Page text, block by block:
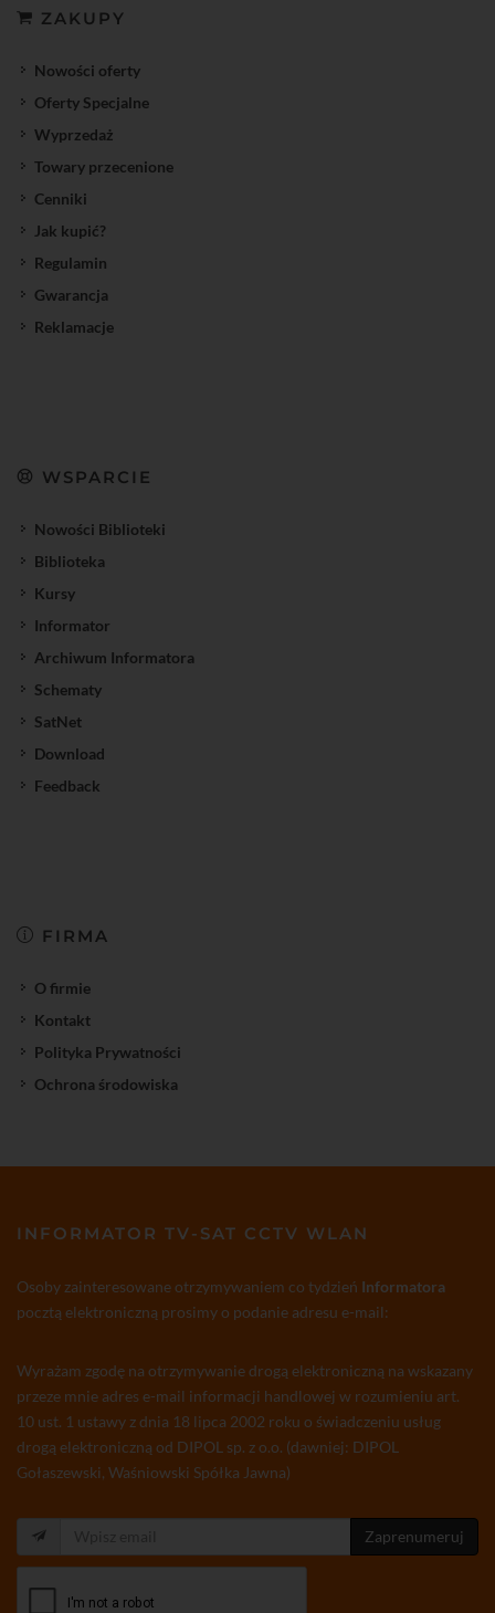
ZAKUPY
Nowości oferty
Oferty Specjalne
Wyprzedaż
Towary przecenione
Cenniki
Jak kupić?
Regulamin
Gwarancja
Reklamacje
WSPARCIE
Nowości Biblioteki
Biblioteka
Kursy
Informator
Archiwum Informatora
Schematy
SatNet
Download
Feedback
FIRMA
O firmie
Kontakt
Polityka Prywatności
Ochrona środowiska
INFORMATOR TV-SAT CCTV WLAN
Osoby zainteresowane otrzymywaniem co tydzień Informatora
pocztą elektroniczną prosimy o podanie adresu e-mail:
Wyrażam zgodę na otrzymywanie drogą elektroniczną na wskazany
przeze mnie adres e-mail informacji handlowej w rozumieniu art.
10 ust. 1 ustawy z dnia 18 lipca 2002 roku o świadczeniu usług
drogą elektroniczną od DIPOL sp. z o.o. (dawniej: DIPOL
Gołaszewski, Waśniowski Spółka Jawna)
Zaprenumeruj